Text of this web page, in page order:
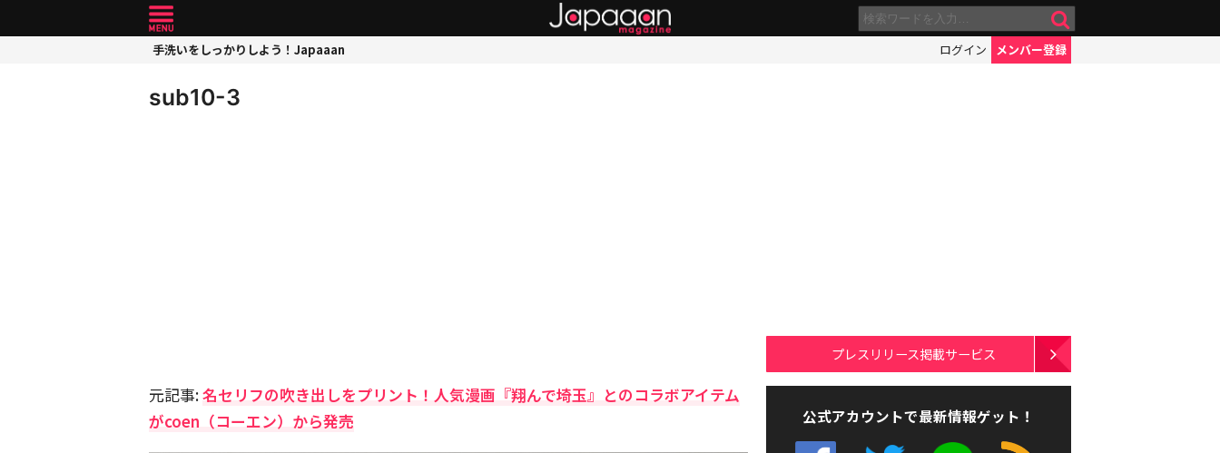
手洗いをしっかりしよう！Japaaan ログイン メンバー登録
sub10-3
元記事:名セリフの吹き出しをプリント！人気漫画『翔んで埼玉』とのコラボアイテム
がcoen（コーエン）から発売
プレスリリース掲載サービス
公式アカウントで最新情報ゲット！